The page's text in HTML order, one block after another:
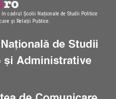
cadrul Școlii Naționale de Studii Politice
și Relații Publice.